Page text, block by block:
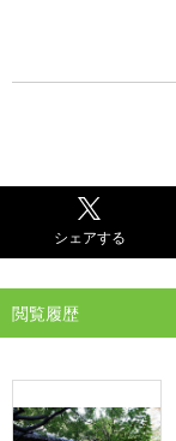
シェアする
閲覧履歴